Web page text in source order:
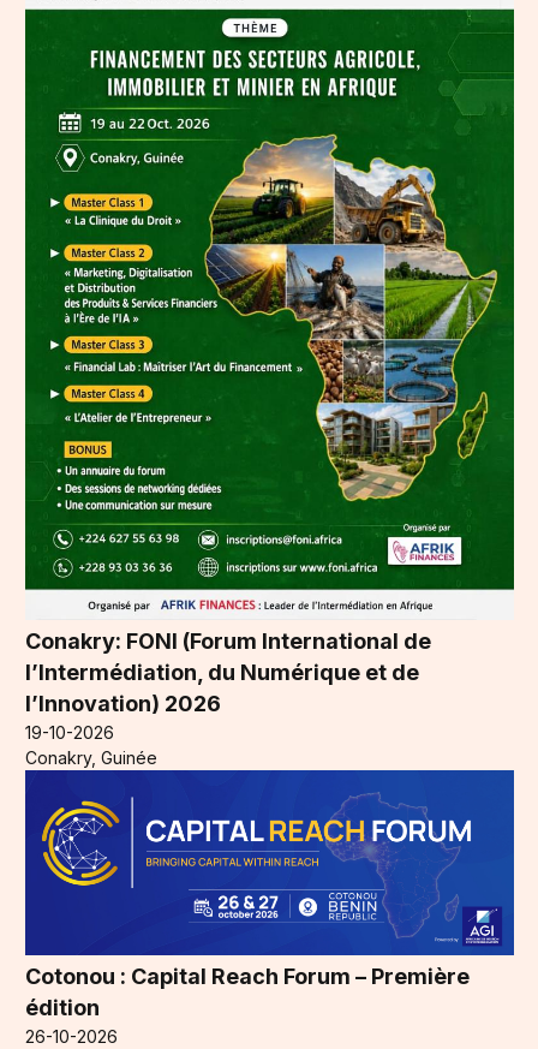
Conakry: FONI (Forum International de
l’Intermédiation, du Numérique et de
l’Innovation) 2026
19-10-2026
Conakry, Guinée
Cotonou : Capital Reach Forum – Première
édition
26-10-2026